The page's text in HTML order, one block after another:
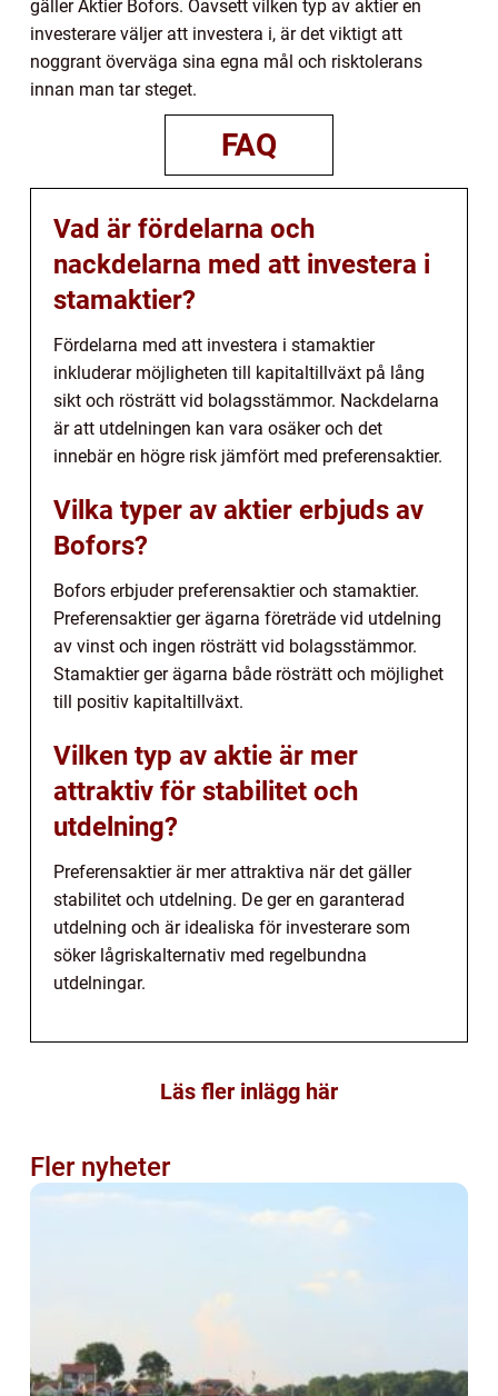
gäller Aktier Bofors. Oavsett vilken typ av aktier en
investerare väljer att investera i, är det viktigt att
noggrant överväga sina egna mål och risktolerans
innan man tar steget.
FAQ
Vad är fördelarna och
nackdelarna med att investera i
stamaktier?
Fördelarna med att investera i stamaktier
inkluderar möjligheten till kapitaltillväxt på lång
sikt och rösträtt vid bolagsstämmor. Nackdelarna
är att utdelningen kan vara osäker och det
innebär en högre risk jämfört med preferensaktier.
Vilka typer av aktier erbjuds av
Bofors?
Bofors erbjuder preferensaktier och stamaktier.
Preferensaktier ger ägarna företräde vid utdelning
av vinst och ingen rösträtt vid bolagsstämmor.
Stamaktier ger ägarna både rösträtt och möjlighet
till positiv kapitaltillväxt.
Vilken typ av aktie är mer
attraktiv för stabilitet och
utdelning?
Preferensaktier är mer attraktiva när det gäller
stabilitet och utdelning. De ger en garanterad
utdelning och är idealiska för investerare som
söker lågriskalternativ med regelbundna
utdelningar.
Läs fler inlägg här
Fler nyheter